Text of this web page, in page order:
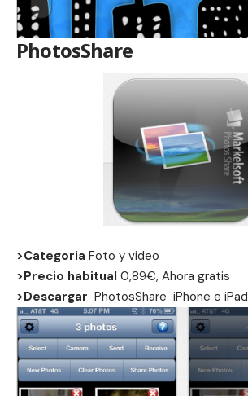
PhotosShare
>Categoria Foto y video
>Precio habitual 0,89€, Ahora gratis
>Descargar PhotosShare iPhone e iPad